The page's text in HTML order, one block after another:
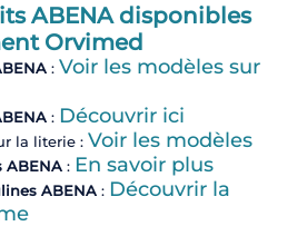
ABENA disponibles
Orvimed
: Voir les modèles sur
: Découvrir ici
la literie : Voir les modèles
ABENA: En savoir plus
ABENA: Découvrir la